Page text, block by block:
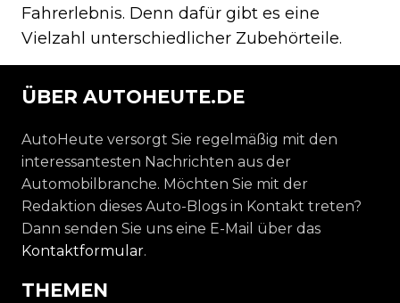
Fahrerlebnis. Denn dafür gibt es eine
Vielzahl unterschiedlicher Zubehörteile.
ÜBER AUTOHEUTE.DE
AutoHeute versorgt Sie regelmäßig mit den
interessantesten Nachrichten aus der
Automobilbranche. Möchten Sie mit der
Redaktion dieses Auto-Blogs in Kontakt treten?
Dann senden Sie uns eine E-Mail über das
Kontaktformular.
THEMEN